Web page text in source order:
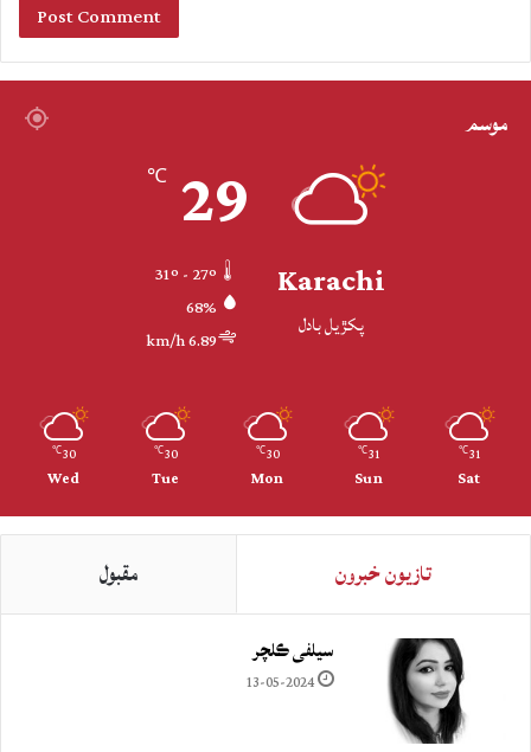
موسم
Karachi
پکڙيل بادل
29
℃
68%
6.89 km/h
31
℃
Sat
31
℃
Sun
30
℃
Mon
30
℃
Tue
30
℃
Wed
تازيون خبرون مقبول
سيلفي ڪلچر
13-05-2024